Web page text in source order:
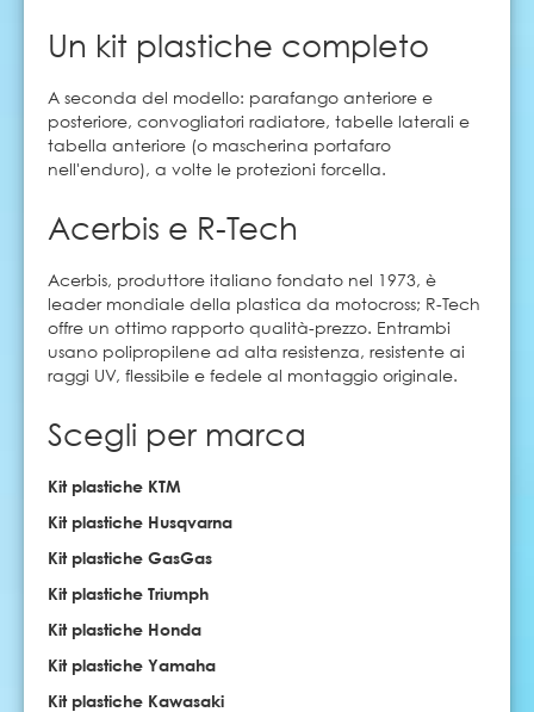
Un kit plastiche completo
A seconda del modello: parafango anteriore e
posteriore, convogliatori radiatore, tabelle laterali e
tabella anteriore (o mascherina portafaro
nell'enduro), a volte le protezioni forcella.
Acerbis e R-Tech
Acerbis, produttore italiano fondato nel 1973, è
leader mondiale della plastica da motocross; R-Tech
offre un ottimo rapporto qualità-prezzo. Entrambi
usano polipropilene ad alta resistenza, resistente ai
raggi UV, flessibile e fedele al montaggio originale.
Scegli per marca
Kit plastiche KTM
Kit plastiche Husqvarna
Kit plastiche GasGas
Kit plastiche Triumph
Kit plastiche Honda
Kit plastiche Yamaha
Kit plastiche Kawasaki